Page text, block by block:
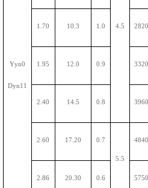
Yyn0
Dyn11
4.5
1.70 10.3 1.0 2820
1.95 12.0 0.9 3320
2.40 14.5 0.8 3960
2.60 17.20 0.7
5.5
4840
2.86 20.30 0.6 5750